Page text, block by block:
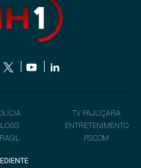
TV PAJUÇARA
ENTRETENIMENTO
PSCOM